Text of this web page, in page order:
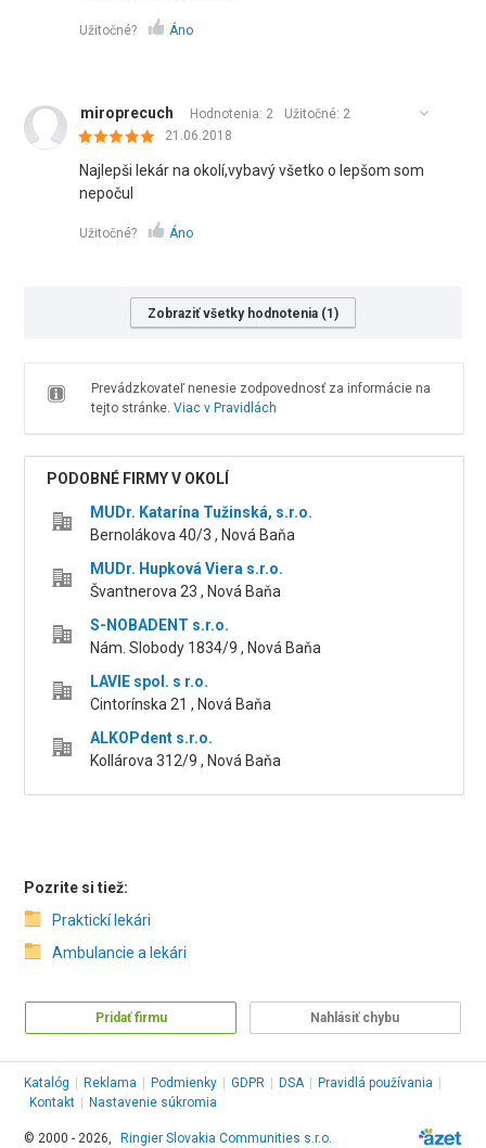
Užitočné? Áno
miroprecuch Hodnotenia: 2 Užitočné: 2
21.06.2018
Najlepši lekár na okolí,vybavý všetko o lepšom som
nepočul
Užitočné? Áno
Zobraziť všetky hodnotenia (1)
Prevádzkovateľ nenesie zodpovednosť za informácie na
tejto stránke. Viac v Pravidlách
PODOBNÉ FIRMY V OKOLÍ
MUDr. Katarína Tužinská, s.r.o.
Bernolákova 40/3 , Nová Baňa
MUDr. Hupková Viera s.r.o.
Švantnerova 23 , Nová Baňa
S-NOBADENT s.r.o.
Nám. Slobody 1834/9 , Nová Baňa
LAVIE spol. s r.o.
Cintorínska 21 , Nová Baňa
ALKOPdent s.r.o.
Kollárova 312/9 , Nová Baňa
Pozrite si tiež:
Praktickí lekári
Ambulancie a lekári
Pridať firmu Nahlásiť chybu
Katalóg Reklama Podmienky GDPR DSA Pravidlá používania
Kontakt
Nastavenie súkromia
© 2000 - 2026, Ringier Slovakia Communities s.r.o.